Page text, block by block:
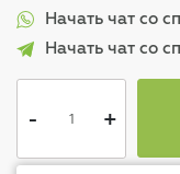
Начать чат со
Начать чат со
- +